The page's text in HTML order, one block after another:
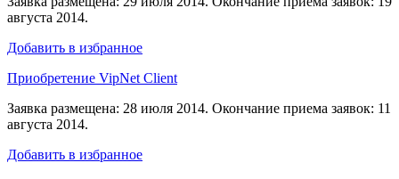
августа 2014.
Добавить в избранное
Приобретение VipNet Client
Заявка размещена: 28 июля 2014. Окончание приема заявок: 11
августа 2014.
Добавить в избранное